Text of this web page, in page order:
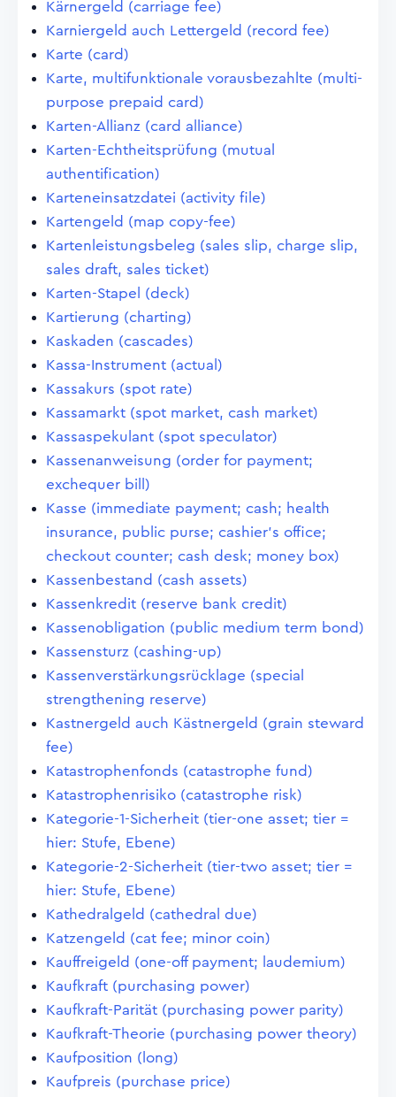
Kärnergeld (carriage fee)
Karniergeld auch Lettergeld (record fee)
Karte (card)
Karte, multifunktionale vorausbezahlte (multi-
purpose prepaid card)
Karten-Allianz (card alliance)
Karten-Echtheitsprüfung (mutual
authentification)
Karteneinsatzdatei (activity file)
Kartengeld (map copy-fee)
Kartenleistungsbeleg (sales slip, charge slip,
sales draft, sales ticket)
Karten-Stapel (deck)
Kartierung (charting)
Kaskaden (cascades)
Kassa-Instrument (actual)
Kassakurs (spot rate)
Kassamarkt (spot market, cash market)
Kassaspekulant (spot speculator)
Kassenanweisung (order for payment;
exchequer bill)
Kasse (immediate payment; cash; health
insurance, public purse; cashier's office;
checkout counter; cash desk; money box)
Kassenbestand (cash assets)
Kassenkredit (reserve bank credit)
Kassenobligation (public medium term bond)
Kassensturz (cashing-up)
Kassenverstärkungsrücklage (special
strengthening reserve)
Kastnergeld auch Kästnergeld (grain steward
fee)
Katastrophenfonds (catastrophe fund)
Katastrophenrisiko (catastrophe risk)
Kategorie-1-Sicherheit (tier-one asset; tier =
hier: Stufe, Ebene)
Kategorie-2-Sicherheit (tier-two asset; tier =
hier: Stufe, Ebene)
Kathedralgeld (cathedral due)
Katzengeld (cat fee; minor coin)
Kauffreigeld (one-off payment; laudemium)
Kaufkraft (purchasing power)
Kaufkraft-Parität (purchasing power parity)
Kaufkraft-Theorie (purchasing power theory)
Kaufposition (long)
Kaufpreis (purchase price)